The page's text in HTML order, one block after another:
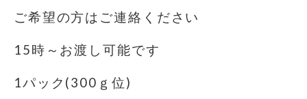
ご希望の方はご連絡ください
15時～お渡し可能です
1パック(300ｇ位)